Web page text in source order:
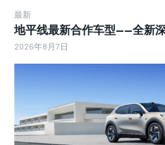
最新
地平线最新合作车型——全新
2026年8月7日